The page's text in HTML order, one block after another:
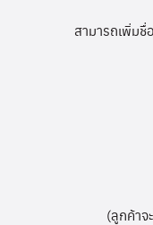
สามารถเพิ่ม
(ลูกค้าจ